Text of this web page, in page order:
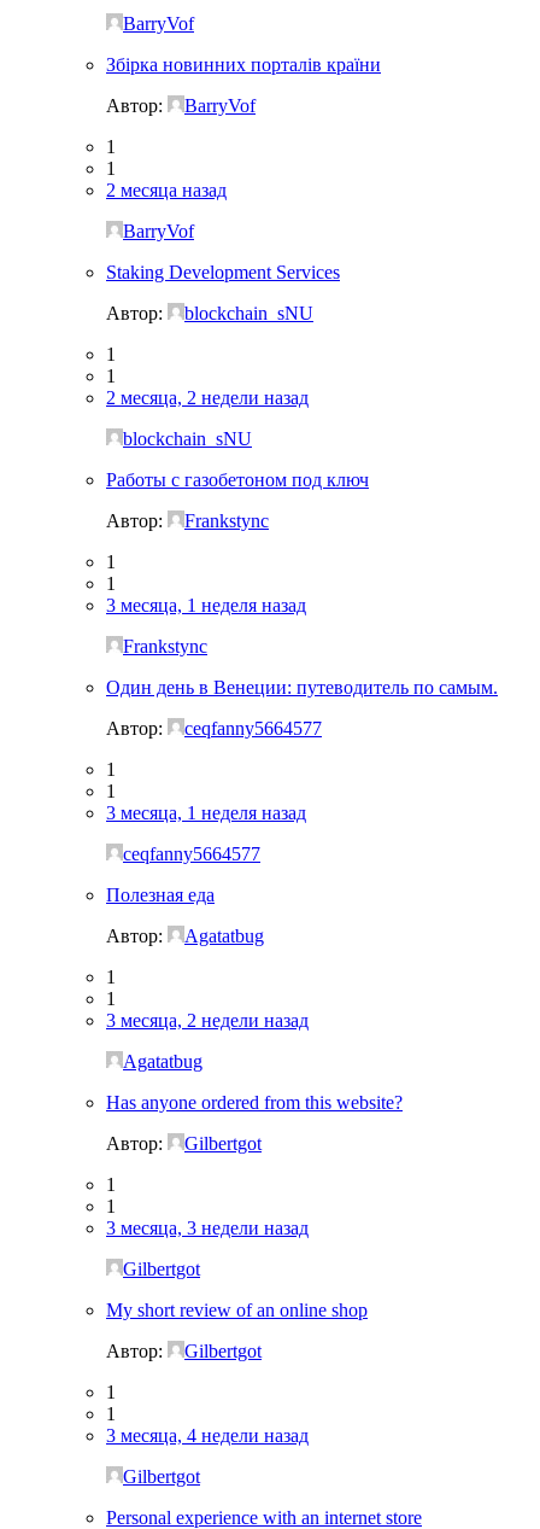
BarryVof
Збірка новинних порталів країни
Автор:
BarryVof
1
1
2 месяца назад
BarryVof
Staking Development Services
Автор:
blockchain_sNU
1
1
2 месяца, 2 недели назад
blockchain_sNU
Работы с газобетоном под ключ
Автор:
Frankstync
1
1
3 месяца, 1 неделя назад
Frankstync
Один день в Венеции: путеводитель по самым.
Автор:
ceqfanny5664577
1
1
3 месяца, 1 неделя назад
ceqfanny5664577
Полезная еда
Автор:
Agatatbug
1
1
3 месяца, 2 недели назад
Agatatbug
Has anyone ordered from this website?
Автор:
Gilbertgot
1
1
3 месяца, 3 недели назад
Gilbertgot
My short review of an online shop
Автор:
Gilbertgot
1
1
3 месяца, 4 недели назад
Gilbertgot
Personal experience with an internet store